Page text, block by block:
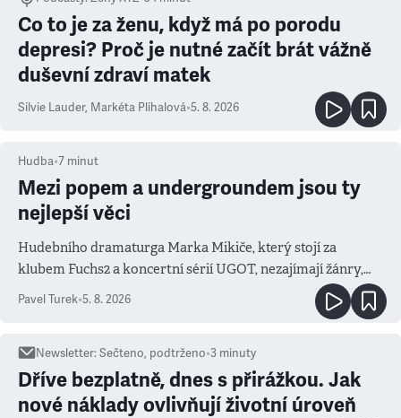
Co to je za ženu, když má po porodu
depresi? Proč je nutné začít brát vážně
duševní zdraví matek
Silvie Lauder, Markéta Plíhalová•5. 8. 2026
Hudba•7 minut
Mezi popem a undergroundem jsou ty
nejlepší věci
Hudebního dramaturga Marka Mikiče, který stojí za
klubem Fuchs2 a koncertní sérií UGOT, nezajímají žánry,
ale atmosféra
Pavel Turek•5. 8. 2026
Newsletter:Sečteno, podtrženo•3 minuty
Dříve bezplatně, dnes s přirážkou. Jak
nové náklady ovlivňují životní úroveň